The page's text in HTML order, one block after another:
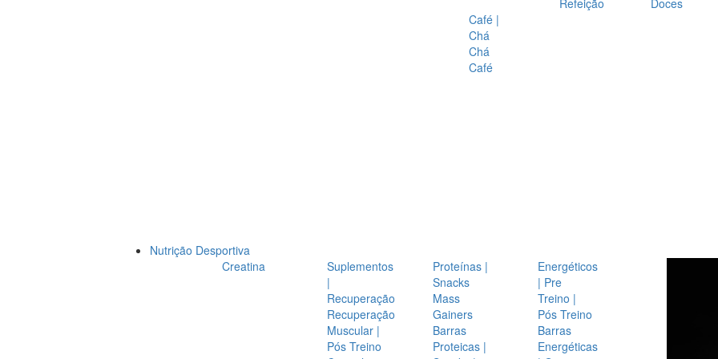
Café |
Chá
Chá
Café
Nutrição Desportiva
Creatina
Suplementos
|
Recuperação
Recuperação
Muscular |
Pós Treino
Proteínas |
Snacks
Mass
Gainers
Barras
Proteicas |
Energéticos
| Pre
Treino |
Pós Treino
Barras
Energéticas